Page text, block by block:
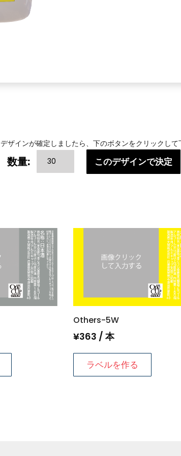
デザインが確定しましたら、下のボタンをクリックして
数量: このデザインで決定
Others-5W
¥363 / 本
ラベルを作る